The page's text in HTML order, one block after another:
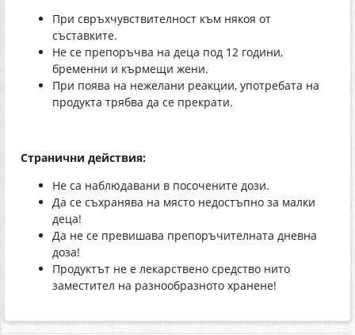
При свръхчувствителност към някоя от
съставките.
Не се препоръчва на деца под 12 години,
бременни и кърмещи жени.
При поява на нежелани реакции, употребата на
продукта трябва да се прекрати.
Странични действия:
Не са наблюдавани в посочените дози.
Да се съхранява на място недостъпно за малки
деца!
Да не се превишава препоръчителната дневна
доза!
Продуктът не е лекарствено средство нито
заместител на разнообразното хранене!